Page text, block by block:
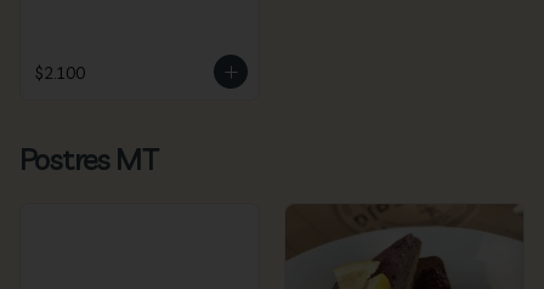
$2.100
Postres MT